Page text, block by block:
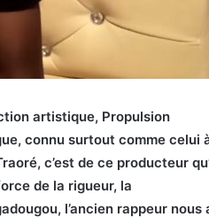
artistique, Propulsion
connu surtout comme celui
c’est de ce producteur
de la rigueur, la
l’ancien rappeur nous